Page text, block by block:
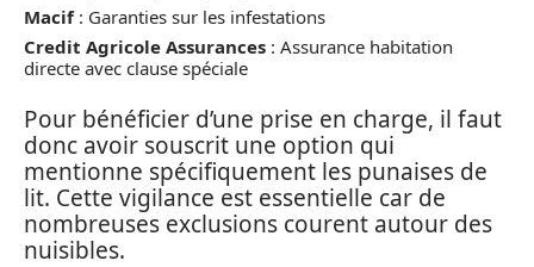
Macif: Garanties sur les infestations
Credit Agricole Assurances : Assurance habitation
directe avec clause spéciale
Pour bénéficier d’une prise en charge, il faut
donc avoir souscrit une option qui
mentionne spécifiquement les punaises de
lit. Cette vigilance est essentielle car de
nombreuses exclusions courent autour des
nuisibles.